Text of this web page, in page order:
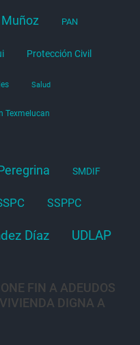
PAN
Protección Civil
Salud
Texmelucan
SMDIF
SSPPC
Díaz UDLAP
FIN A ADEUDOS
DIGNA A